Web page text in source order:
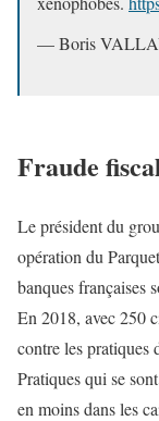
— Boris
Fraude
Le président du
opération du
banques françaises
En 2018, avec 250
contre les pratiques
Pratiques qui se
en moins dans les